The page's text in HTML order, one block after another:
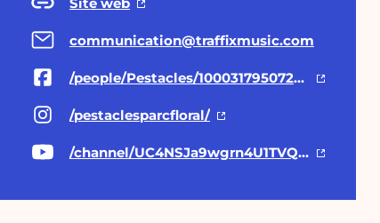
communication@traffixmusic.com
/people/Pestacles/100031795072438/
/pestaclesparcfloral/
/channel/UC4NSJa9wgrn4U1TVQwYbqcg